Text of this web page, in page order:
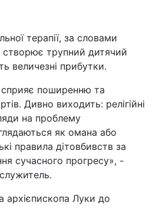
терапії, за словами
створює трупний дитячий
величезні прибутки.
сприяє поширенню та
Дивно виходить: релігійні
на проблему
як омана або
правила дітовбивств за
сучасного прогресу», -
архієпископа Луки до